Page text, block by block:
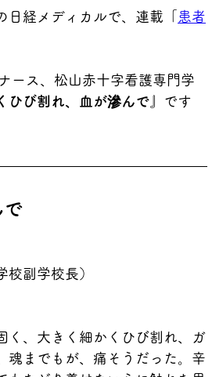
経メディカルで、連載「 患者
ース、松山赤十字看護専門学
ひび割れ、血が滲んで 』です
で
副学校長）
、大きく細かくひび割れ、ガ
魂までもが、痛そうだった。辛